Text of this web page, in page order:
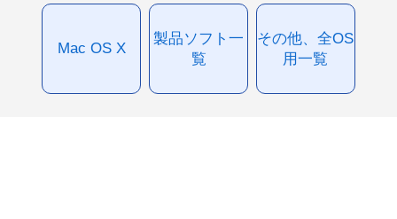
Mac OS X
製品ソフト一
覧
その他、全OS
用一覧